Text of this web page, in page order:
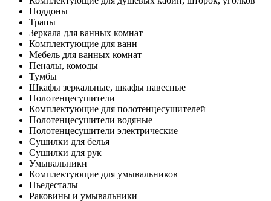
Поддоны
Трапы
Зеркала для ванных комнат
Комплектующие для ванн
Мебель для ванных комнат
Пеналы, комоды
Тумбы
Шкафы зеркальные, шкафы навесные
Полотенцесушители
Комплектующие для полотенцесушителей
Полотенцесушители водяные
Полотенцесушители электрические
Сушилки для белья
Сушилки для рук
Умывальники
Комплектующие для умывальников
Пьедесталы
Раковины и умывальники